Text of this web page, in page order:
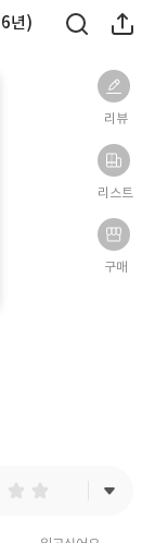
년)
리뷰
리스트
구매